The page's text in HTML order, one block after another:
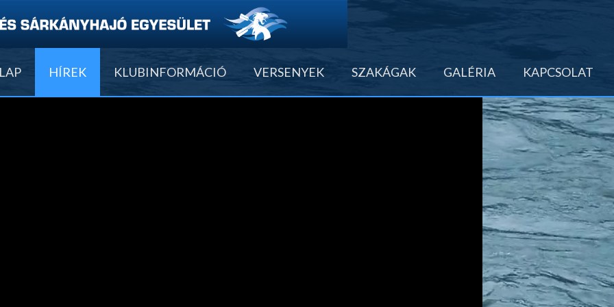
HÍREK KLUBINFORMÁCIÓ VERSENYEK SZAKÁGAK GALÉRIA KAPCSOLAT